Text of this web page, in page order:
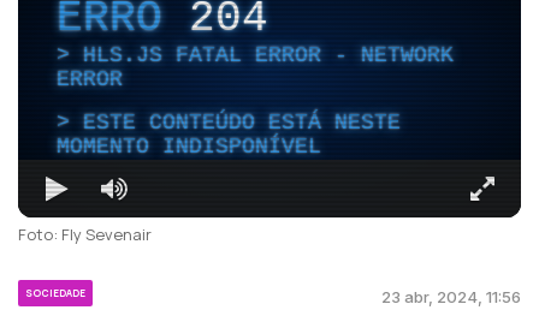
ERRO204
HLS.JS FATAL ERROR - NETWORK
ERROR
ESTE CONTEÚDO ESTÁ NESTE
MOMENTO INDISPONÍVEL
Foto: Fly Sevenair
SOCIEDADE 23 abr, 2024, 11:56